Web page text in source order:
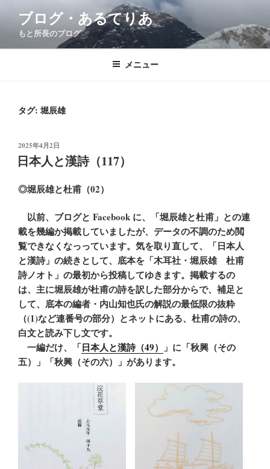
ン
ブログ・あるてりあ
もと所長のブログ
メニュー
タグ: 堀辰雄
投
稿
日:
2025年4月2日
日本人と漢詩（117）
◎堀辰雄と杜甫（02）
以前、ブログと Facebook に、「堀辰雄と杜甫」との連
載を幾編か掲載していましたが、データの不調のため閲
覧できなくなっっています。気を取り直して、「日本人
と漢詩」の続きとして、底本を「木耳社・堀辰雄 杜甫
詩ノオト」の最初から投稿してゆきます。掲載するの
は、主に堀辰雄が杜甫の詩を訳した部分からで、補足と
して、底本の編者・内山知也氏の解説の最低限の抜粋
（(1)など連番号の部分）とネットにある、杜甫の詩の、
白文と読み下し文です。
一編だけ、「日本人と漢詩（49）
」に「秋興（その
五）」「秋興（その六）」があります。